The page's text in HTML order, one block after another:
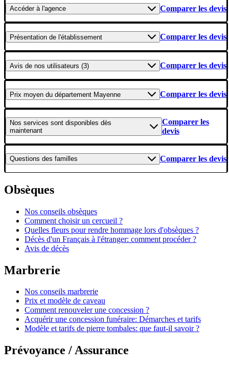
Accéderà l'agence Comparer les devis
Présentation de l'établissement Comparer les devis
Avis de nos utilisateurs (3) Comparer les devis
Prix moyen du département Mayenne Comparer les devis
Nos services sont disponibles dès
maintenant
Comparer les
devis
Questions des familles Comparer les devis
Obsèques
Nos conseils obsèques
Comment choisir un cercueil ?
Quelles fleurs pour rendre hommage lors d'obsèques ?
Décès d'un Français à l'étranger: comment procéder ?
Avis de décès
Marbrerie
Nos conseils marbrerie
Prix et modèle de caveau
Comment renouveler une concession ?
Acquérir une concession funéraire: Démarches et tarifs
Modèle et tarifs de pierre tombales: que faut-il savoir ?
Prévoyance / Assurance